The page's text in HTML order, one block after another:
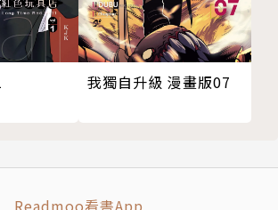
1 我獨自升級 漫畫版07
Readmoo看書App